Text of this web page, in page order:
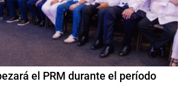
el PRM durante el período